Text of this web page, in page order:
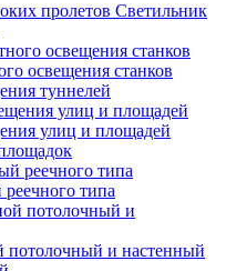
Светильник
освещения станков
туннелей
улиц и площадей
типа
потолочный и настенный